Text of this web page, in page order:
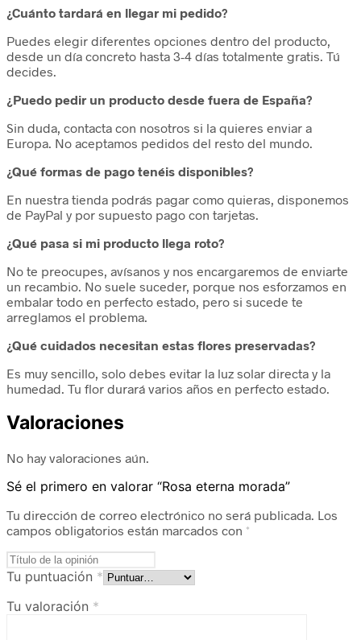
¿Cuánto tardará en llegar mi pedido?
Puedes elegir diferentes opciones dentro del producto,
desde un día concreto hasta 3-4 días totalmente gratis. Tú
decides.
¿Puedo pedir un producto desde fuera de España?
Sin duda, contacta con nosotros si la quieres enviar a
Europa. No aceptamos pedidos del resto del mundo.
¿Qué formas de pago tenéis disponibles?
En nuestra tienda podrás pagar como quieras, disponemos
de PayPal y por supuesto pago con tarjetas.
¿Qué pasa si mi producto llega roto?
No te preocupes, avísanos y nos encargaremos de enviarte
un recambio. No suele suceder, porque nos esforzamos en
embalar todo en perfecto estado, pero si sucede te
arreglamos el problema.
¿Qué cuidados necesitan estas flores preservadas?
Es muy sencillo, solo debes evitar la luz solar directa y la
humedad. Tu flor durará varios años en perfecto estado.
Valoraciones
No hay valoraciones aún.
Sé el primero en valorar “Rosa eterna morada”
Tu dirección de correo electrónico no será publicada. Los
campos obligatorios están marcados con *
Tu puntuación *
Tu valoración *